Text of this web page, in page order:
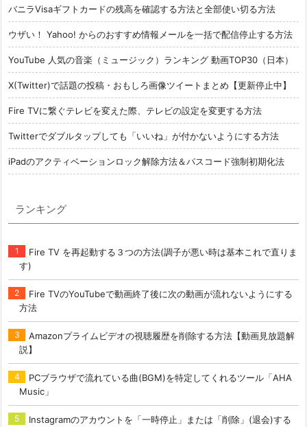
バニラVisaギフトカードの残高を確認する方法と全部使い切る方法
ウザい！ Yahoo! からのおすすめ情報メールを一括で配信停止する方法
YouTube 人気の音楽（ミュージック）ランキング 動画TOP30（日本）
X(Twitter)で話題の投稿・おもしろ画像ツイートまとめ【更新停止中】
Fire TVに繋ぐテレビを変えた際、テレビの設定を変更する方法
Twitterでダブルタップしても「いいね」が付かないようにする方法
iPadのアクティベーションロック解除方法＆パスコード強制初期化法
ランキング
Fire TV を再起動する３つの方法(調子が悪い時は基本これで直りま
す)
Fire TVのYouTubeで動画終了後に次の動画が流れないようにする
方法
Amazonプライムビデオの視聴履歴を削除する方法【動画見放題解
説】
PCブラウザで流れている曲(BGM)を特定してくれるツール「AHA
Music」
Instagramのアカウントを「一時停止」または「削除」(退会)する